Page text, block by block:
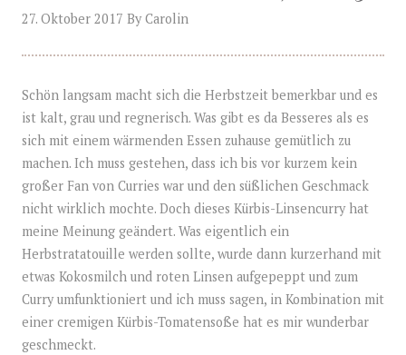
27. Oktober 2017 ByCarolin
Schön langsam macht sich die Herbstzeit bemerkbar und es
ist kalt, grau und regnerisch. Was gibt es da Besseres als es
sich mit einem wärmenden Essen zuhause gemütlich zu
machen. Ich muss gestehen, dass ich bis vor kurzem kein
großer Fan von Curries war und den süßlichen Geschmack
nicht wirklich mochte. Doch dieses Kürbis-Linsencurry hat
meine Meinung geändert. Was eigentlich ein
Herbstratatouille werden sollte, wurde dann kurzerhand mit
etwas Kokosmilch und roten Linsen aufgepeppt und zum
Curry umfunktioniert und ich muss sagen, in Kombination mit
einer cremigen Kürbis-Tomatensoße hat es mir wunderbar
geschmeckt.